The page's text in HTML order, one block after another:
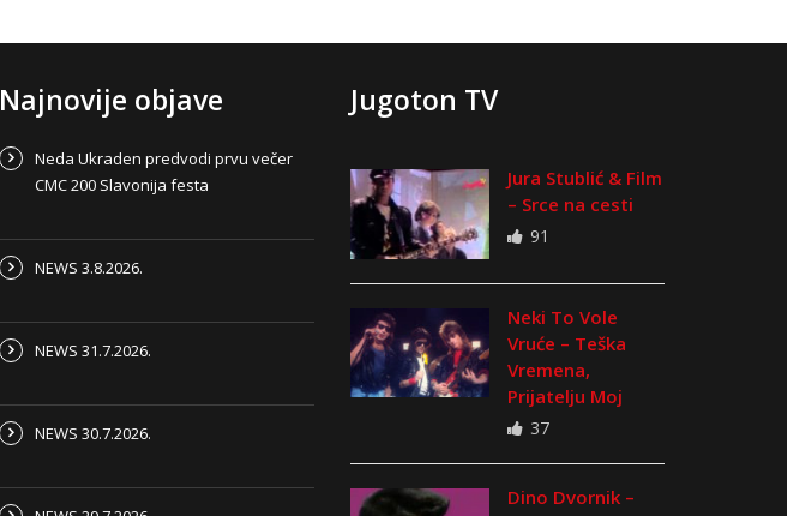
Najnovije objave
Neda Ukraden predvodi prvu večer
CMC 200 Slavonija festa
NEWS 3.8.2026.
NEWS 31.7.2026.
NEWS 30.7.2026.
Jugoton TV
Jura Stublić & Film
– Srce na cesti
91
Neki To Vole
Vruće – Teška
Vremena,
Prijatelju Moj
37
Dino Dvornik –